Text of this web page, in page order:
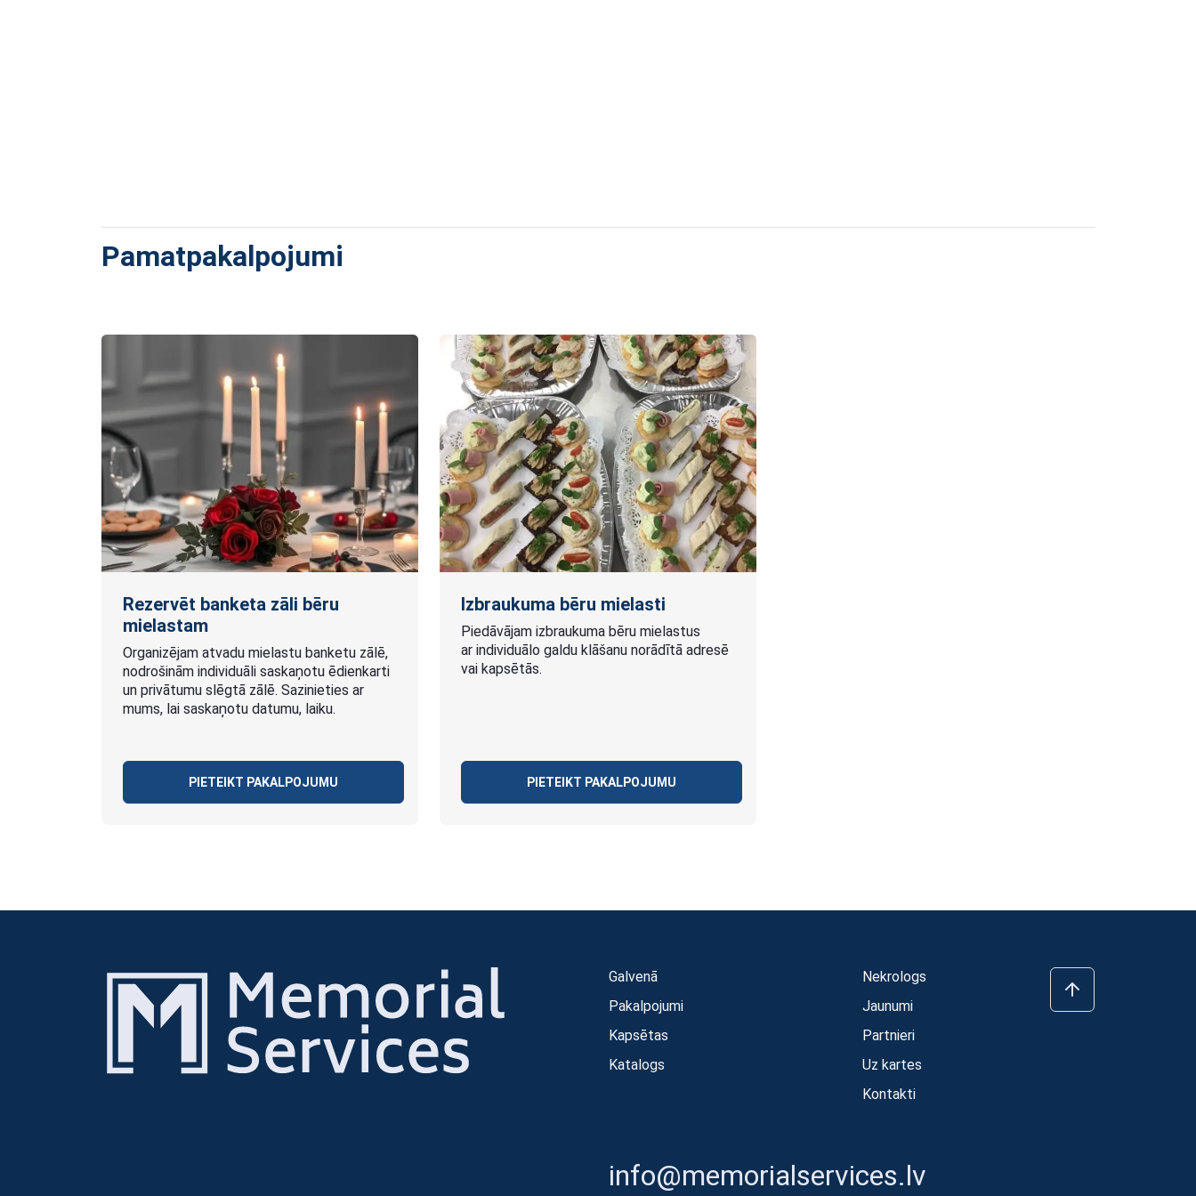
Pamatpakalpojumi
Rezervēt banketa zāli bēru
mielastam
Organizējam atvadu mielastu banketu zālē,
nodrošinām individuāli saskaņotu ēdienkarti
un privātumu slēgtā zālē. Sazinieties ar
mums, lai saskaņotu datumu, laiku.
PIETEIKT PAKALPOJUMU
Izbraukuma bēru mielasti
Piedāvājam izbraukuma bēru mielastus
ar individuālo galdu klāšanu norādītā adresē
vai kapsētās.
PIETEIKT PAKALPOJUMU
Galvenā
Pakalpojumi
Kapsētas
Katalogs
Nekrologs
Jaunumi
Partnieri
Uz kartes
Kontakti
info@memorialservices.lv